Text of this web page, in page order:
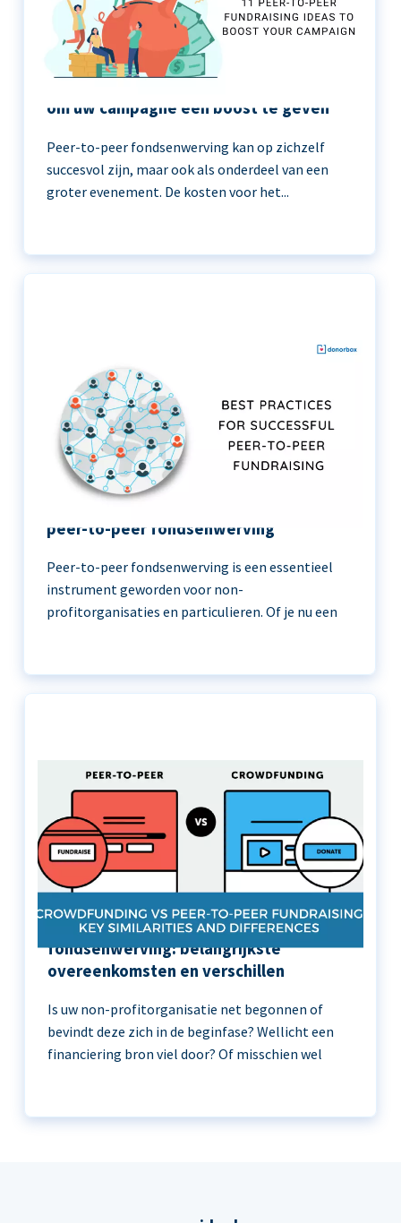
om uw campagne een boost te geven
Peer-to-peer fondsenwerving kan op zichzelf
succesvol zijn, maar ook als onderdeel van een
groter evenement. De kosten voor het...
11 beste praktijken voor succesvolle
peer-to-peer fondsenwerving
Peer-to-peer fondsenwerving is een essentieel
instrument geworden voor non-
profitorganisaties en particulieren. Of je nu een
Crowdfunding versus peer-to-peer
fondsenwerving: belangrijkste
overeenkomsten en verschillen
Is uw non-profitorganisatie net begonnen of
bevindt deze zich in de beginfase? Wellicht een
financiering bron viel door? Of misschien wel